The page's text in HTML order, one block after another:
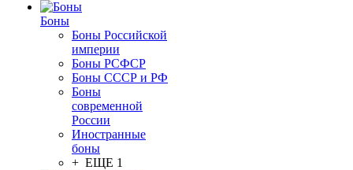
Боны
Боны Российской
империи
Боны РСФСР
Боны СССР и РФ
Боны
современной
России
Иностранные
боны
+ ЕЩЕ 1